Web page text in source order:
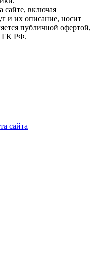
сайте, включая
и их описание, носит
публичной офертой,
ГК РФ.
сайта